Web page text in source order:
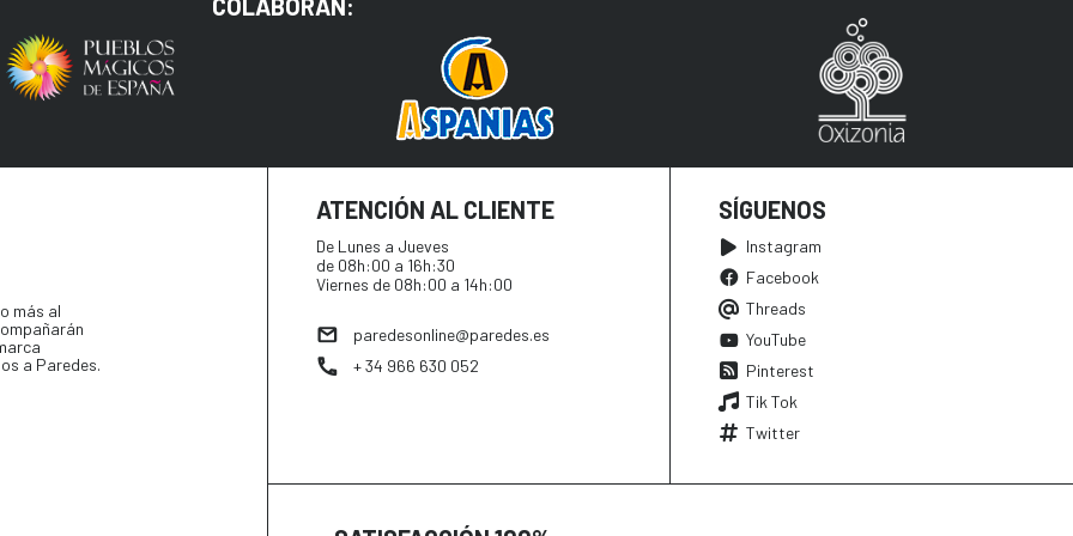
COLABORAN:
más al
a Paredes.
ATENCIÓN AL CLIENTE
De Lunes a Jueves
de 08h:00 a 16h:30
Viernes de 08h:00 a 14h:00
paredesonline@paredes.es
+ 34 966 630 052
SÍGUENOS
Instagram
Facebook
Threads
YouTube
Pinterest
Tik Tok
Twitter